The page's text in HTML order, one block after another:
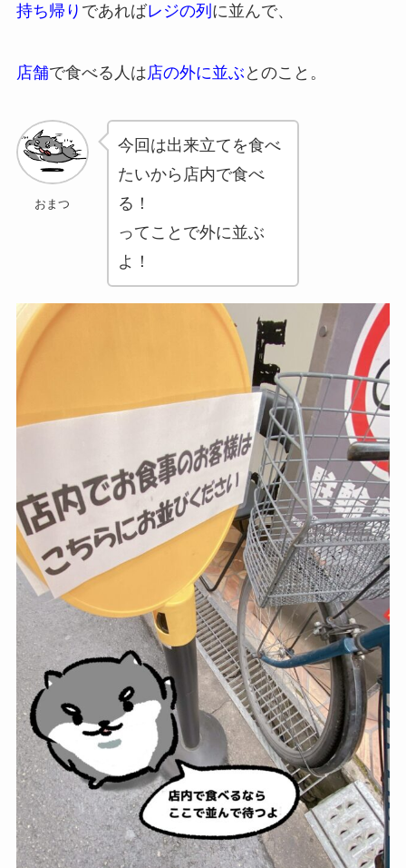
持ち帰り であればレジの列 に並んで、
店舗で食べる人は店の外に並ぶ とのこと。
おまつ
今回は出来立てを食べ
たいから店内で食べ
る！
ってことで外に並ぶ
よ！